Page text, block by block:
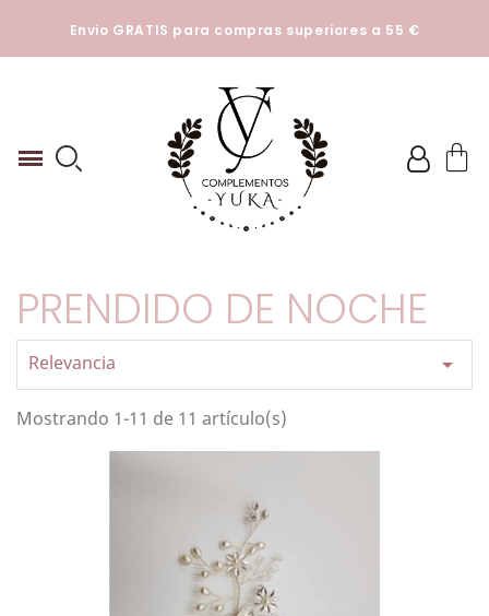
podamos mejorar su experiencia en nuestros sitios.
VerPolitica de cookies
Envio GRATIS para compras superiores a 55 €
PRENDIDO DE NOCHE
Relevancia 
Mostrando 1-11 de 11 artículo(s)